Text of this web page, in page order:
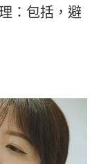
：包括，避